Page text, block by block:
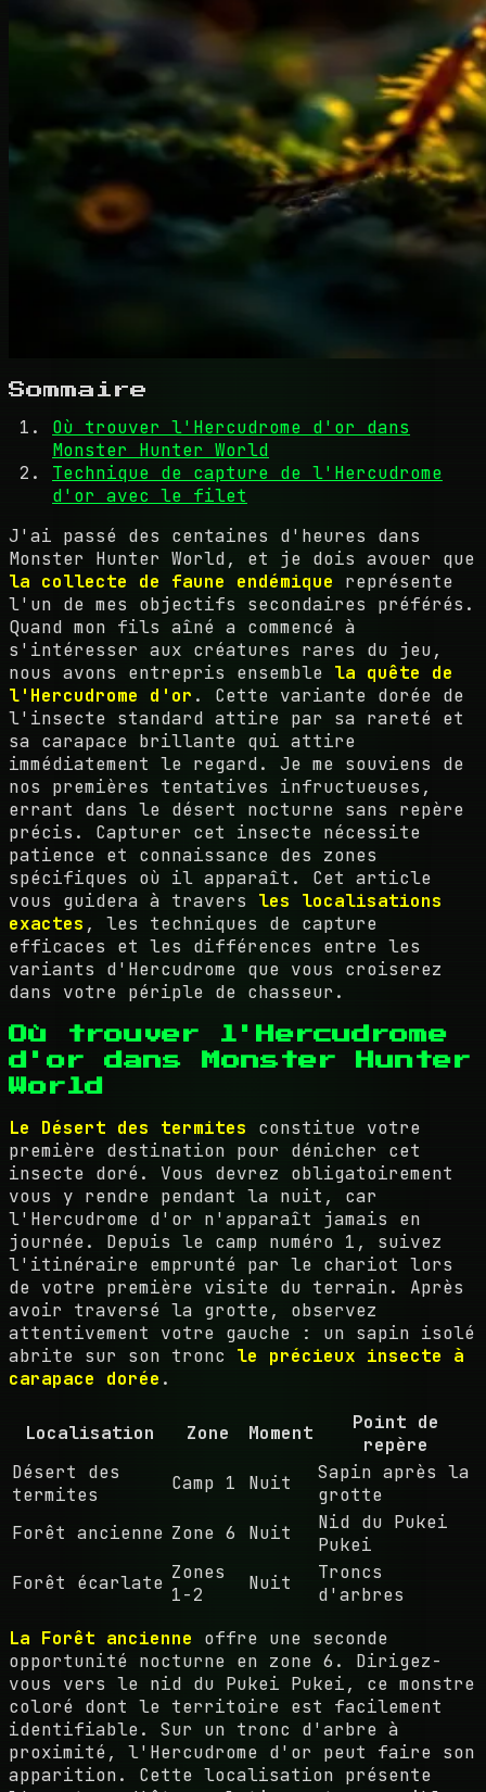
Sommaire
Où trouver l'Hercudrome d'or dans
Monster Hunter World
Technique de capture de l'Hercudrome
d'or avec le filet
J'ai passé des centaines d'heures dans
Monster Hunter World, et je dois avouer que
la collecte de faune endémique représente
l'un de mes objectifs secondaires préférés.
Quand mon fils aîné a commencé à
s'intéresser aux créatures rares du jeu,
nous avons entrepris ensemble la quête de
l'Hercudrome d'or . Cette variante dorée de
l'insecte standard attire par sa rareté et
sa carapace brillante qui attire
immédiatement le regard. Je me souviens de
nos premières tentatives infructueuses,
errant dans le désert nocturne sans repère
précis. Capturer cet insecte nécessite
patience et connaissance des zones
spécifiques où il apparaît. Cet article
vous guidera à travers les localisations
exactes , les techniques de capture
efficaces et les différences entre les
variants d'Hercudrome que vous croiserez
dans votre périple de chasseur.
Où trouver l'Hercudrome
d'or dans Monster Hunter
World
Le Désert des termites constitue votre
première destination pour dénicher cet
insecte doré. Vous devrez obligatoirement
vous y rendre pendant la nuit, car
l'Hercudrome d'or n'apparaît jamais en
journée. Depuis le camp numéro 1, suivez
l'itinéraire emprunté par le chariot lors
de votre première visite du terrain. Après
avoir traversé la grotte, observez
attentivement votre gauche : un sapin isolé
abrite sur son tronc le précieux insecte à
carapace dorée .
Localisation Zone Moment
Point de
repère
Désert des
termites
Camp 1 Nuit
Sapin après la
grotte
Forêt ancienne Zone 6 Nuit
Nid du Pukei
Pukei
Forêt écarlate Zones
1-2
Nuit
Troncs
d'arbres
La Forêt ancienne offre une seconde
opportunité nocturne en zone 6. Dirigez-
vous vers le nid du Pukei Pukei, ce monstre
coloré dont le territoire est facilement
identifiable. Sur un tronc d'arbre à
proximité, l'Hercudrome d'or peut faire son
apparition. Cette localisation présente